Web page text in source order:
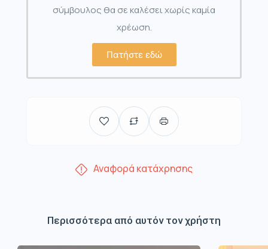
σύμβουλος θα σε καλέσει χωρίς καμία
χρέωση.
Πατήστε εδώ
Αναφορά κατάχρησης
Περισσότερα από αυτόν τον χρήστη